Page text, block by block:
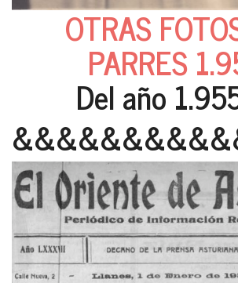
OTRAS
PARRES
Del año